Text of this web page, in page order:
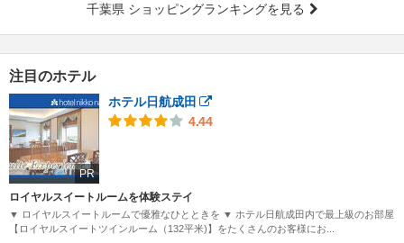
千葉県 ショッピングランキングを見る
注目のホテル
PR
ホテル日航成田
4.44
ロイヤルスイートルームを体験ステイ
▼ ロイヤルスイートルームで優雅なひとときを ▼ ホテル日航成田内で最上級のお部屋
【ロイヤルスイートツインルーム（132平米)】をたくさんのお客様にお...